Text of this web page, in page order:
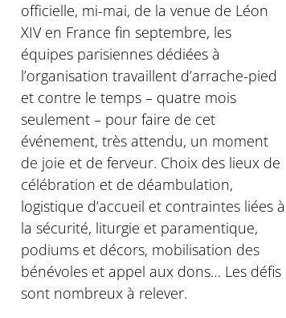
officielle, mi-mai, de la venue de Léon
XIV en France fin septembre, les
équipes parisiennes dédiées à
l’organisation travaillent d’arrache-pied
et contre le temps – quatre mois
seulement – pour faire de cet
événement, très attendu, un moment
de joie et de ferveur. Choix des lieux de
célébration et de déambulation,
logistique d’accueil et contraintes liées à
la sécurité, liturgie et paramentique,
podiums et décors, mobilisation des
bénévoles et appel aux dons… Les défis
sont nombreux à relever.